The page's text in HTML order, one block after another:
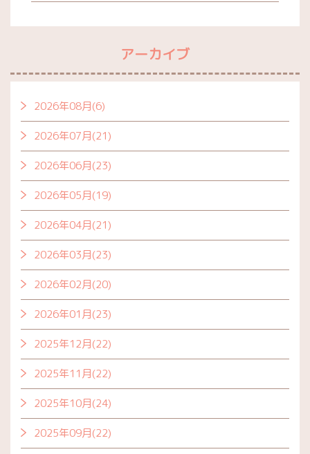
アーカイブ
2026年08月(6)
2026年07月(21)
2026年06月(23)
2026年05月(19)
2026年04月(21)
2026年03月(23)
2026年02月(20)
2026年01月(23)
2025年12月(22)
2025年11月(22)
2025年10月(24)
2025年09月(22)